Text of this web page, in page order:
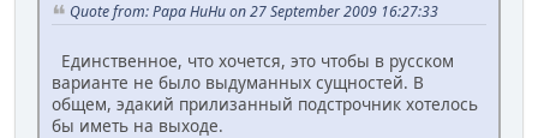
Quote from: Papa HuHu on 27 September 2009 16:27:33
Единственное, что хочется, это чтобы в русском
варианте не было выдуманных сущностей. В
общем, эдакий прилизанный подстрочник хотелось
бы иметь на выходе.